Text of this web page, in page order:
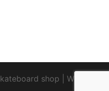
shop
WebDesign